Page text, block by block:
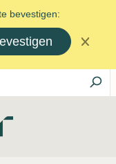
bevestigen: